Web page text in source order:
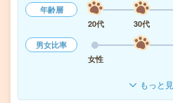
年齢層
20代
30代
男女比率
女性
もっと